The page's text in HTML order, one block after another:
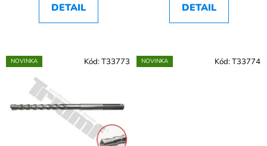
DETAIL DETAIL
NOVINKA Kód:T33773 NOVINKA Kód:T33774